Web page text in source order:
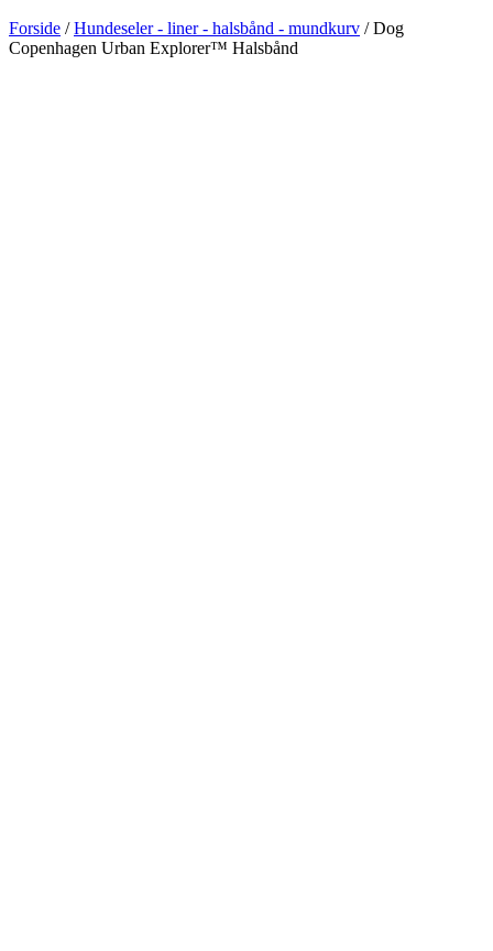
Forside /Hundeseler - liner - halsbånd - mundkurv / Dog
Copenhagen Urban Explorer™ Halsbånd